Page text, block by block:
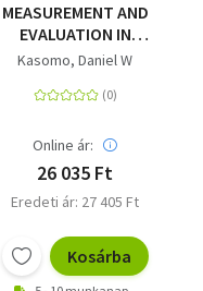
MEASUREMENT AND
EVALUATION IN
HUMANITIES AND
Teaching, Evaluation,
Testing
Kasomo, Daniel W
Online ár:
26 035 Ft
Eredeti ár: 27 405 Ft
Kosárba